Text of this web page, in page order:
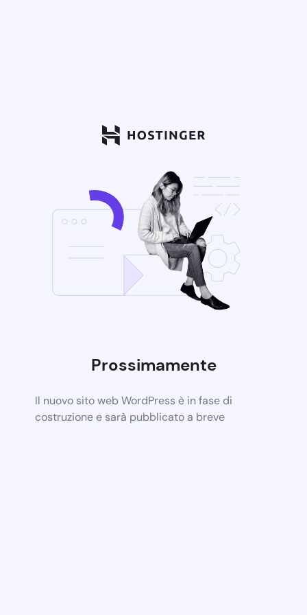
Prossimamente
Il nuovo sito web WordPress è in fase di
costruzione e sarà pubblicato a breve